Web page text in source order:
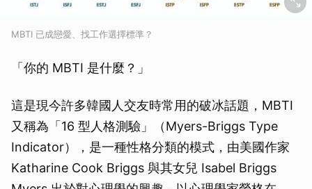
MBTI 已成戀愛、找工作選擇標準？
「你的 MBTI 是什麼？」
這是現今許多韓國人交友時常用的破冰話題，MBTI
又稱為「16 型人格測驗」（Myers-Briggs Type
Indicator），是一種性格分類的模式，由美國作家
Katharine Cook Briggs 與其女兒 Isabel Briggs